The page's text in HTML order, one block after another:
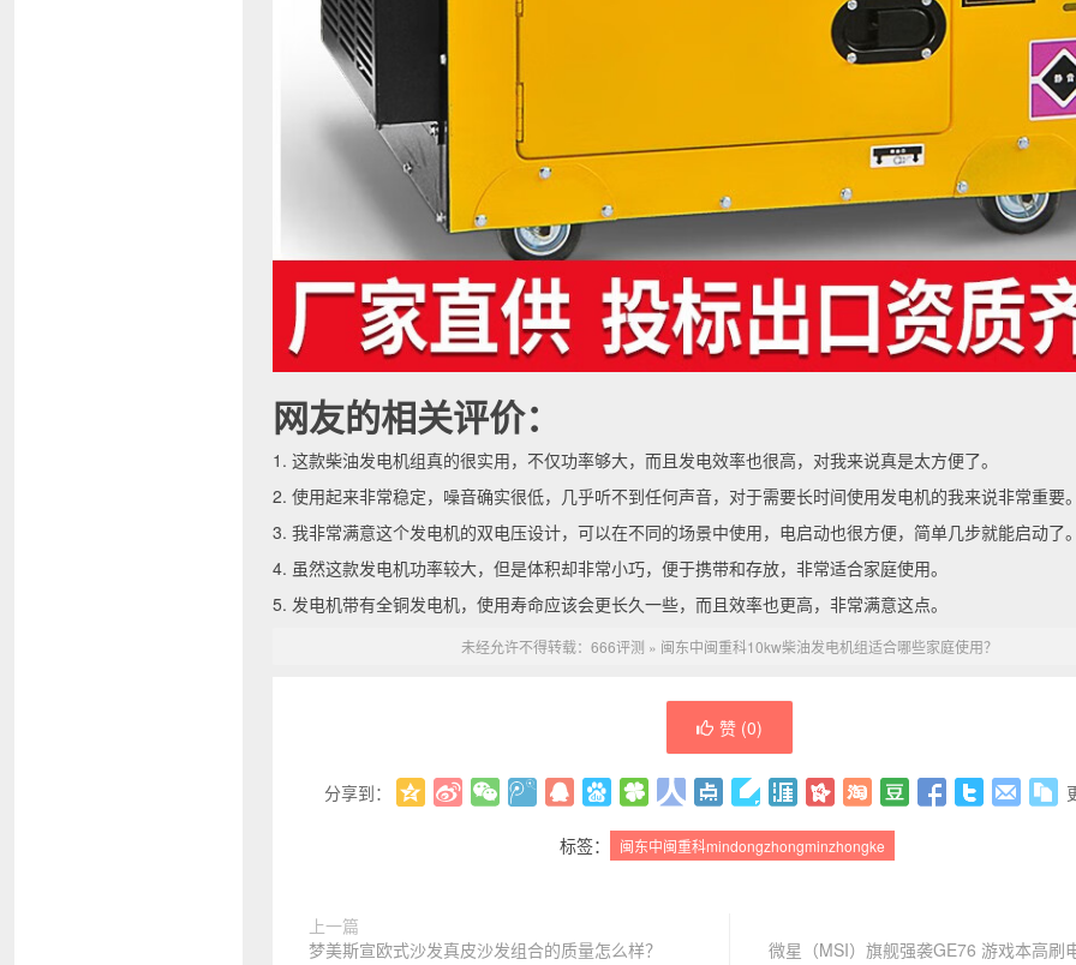
网友的相关评价：
1. 这款柴油发电机组真的很实用，不仅功率够大，而且发电效率也很高，对我来说真是太方便了。
2. 使用起来非常稳定，噪音确实很低，几乎听不到任何声音，对于需要长时间使用发电机的我来说非常重要
3. 我非常满意这个发电机的双电压设计，可以在不同的场景中使用，电启动也很方便，简单几步就能启动了
4. 虽然这款发电机功率较大，但是体积却非常小巧，便于携带和存放，非常适合家庭使用。
5. 发电机带有全铜发电机，使用寿命应该会更长久一些，而且效率也更高，非常满意这点。
未经允许不得转载： 666评测 » 闽东中闽重科10kw柴油发电机组适合哪些家庭使用？
赞 (0)
分享到：
标签： 闽东中闽重科mindongzhongminzhongke
上一篇
梦美斯宣欧式沙发真皮沙发组合的质量怎么样？
微星（MSI）旗舰强袭GE76 游戏本高刷